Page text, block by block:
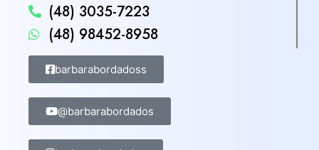
(48) 3035-7223
(48) 98452-8958
barbarabordadoss
@barbarabordados